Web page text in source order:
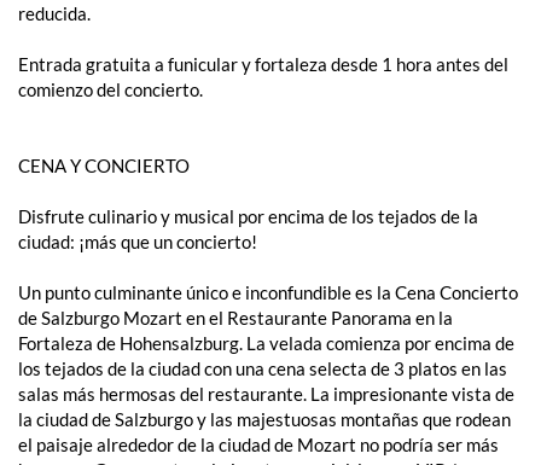
reducida.
Entrada gratuita a funicular y fortaleza desde 1 hora antes del
comienzo del concierto.
CENA Y CONCIERTO
Disfrute culinario y musical por encima de los tejados de la
ciudad: ¡más que un concierto!
Un punto culminante único e inconfundible es la Cena Concierto
de Salzburgo Mozart en el Restaurante Panorama en la
Fortaleza de Hohensalzburg. La velada comienza por encima de
los tejados de la ciudad con una cena selecta de 3 platos en las
salas más hermosas del restaurante. La impresionante vista de
la ciudad de Salzburgo y las majestuosas montañas que rodean
el paisaje alrededor de la ciudad de Mozart no podría ser más